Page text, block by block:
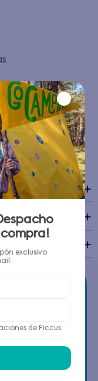
+
exclusivo
de Ficcus